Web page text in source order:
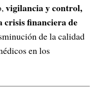
vigilancia y control,
crisis financiera de
de la calidad
en los